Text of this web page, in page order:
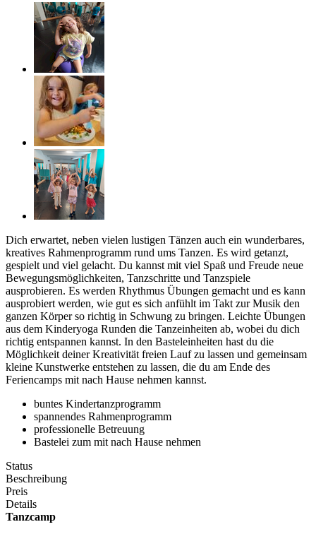
Dich erwartet, neben vielen lustigen Tänzen auch ein wunderbares,
kreatives Rahmenprogramm rund ums Tanzen. Es wird getanzt,
gespielt und viel gelacht. Du kannst mit viel Spaß und Freude neue
Bewegungsmöglichkeiten, Tanzschritte und Tanzspiele
ausprobieren. Es werden Rhythmus Übungen gemacht und es kann
ausprobiert werden, wie gut es sich anfühlt im Takt zur Musik den
ganzen Körper so richtig in Schwung zu bringen. Leichte Übungen
aus dem Kinderyoga Runden die Tanzeinheiten ab, wobei du dich
richtig entspannen kannst. In den Basteleinheiten hast du die
Möglichkeit deiner Kreativität freien Lauf zu lassen und gemeinsam
kleine Kunstwerke entstehen zu lassen, die du am Ende des
Feriencamps mit nach Hause nehmen kannst.
buntes Kindertanzprogramm
spannendes Rahmenprogramm
professionelle Betreuung
Bastelei zum mit nach Hause nehmen
Status
Beschreibung
Preis
Details
Tanzcamp